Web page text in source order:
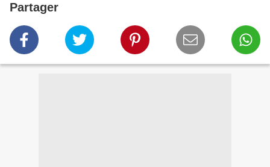
Partager